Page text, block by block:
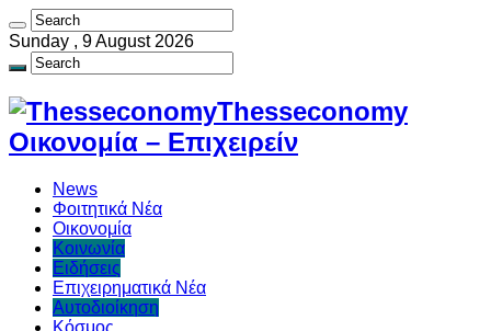
Sunday , 9 August 2026
Thesseconomy
Οικονομία – Επιχειρείν
News
Φοιτητικά Νέα
Οικονομία
Κοινωνία
Ειδήσεις
Επιχειρηματικά Νέα
Αυτοδιοίκηση
Κόσμος